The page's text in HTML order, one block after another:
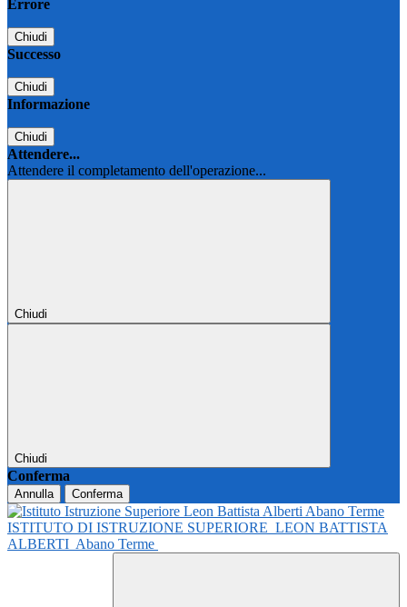
Errore
Chiudi
Successo
Chiudi
Informazione
Chiudi
Attendere...
Attendere il completamento dell'operazione...
Chiudi
Chiudi
Conferma
Annulla Conferma
ISTITUTO DI ISTRUZIONE SUPERIORE LEON BATTISTA
ALBERTI Abano Terme